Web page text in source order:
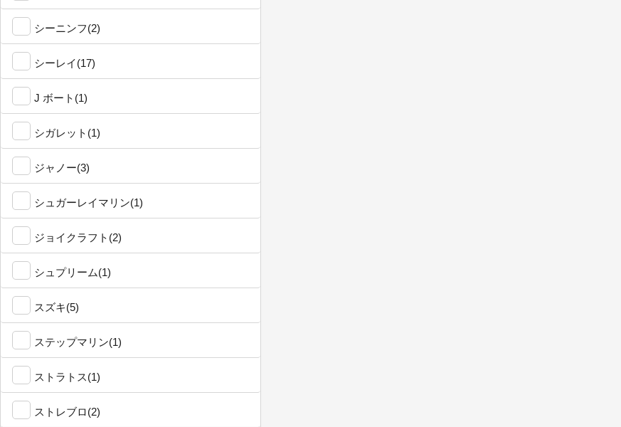
シーニンフ(2)
シーレイ(17)
J ボート(1)
シガレット(1)
ジャノー(3)
シュガーレイマリン(1)
ジョイクラフト(2)
シュプリーム(1)
スズキ(5)
ステップマリン(1)
ストラトス(1)
ストレブロ(2)